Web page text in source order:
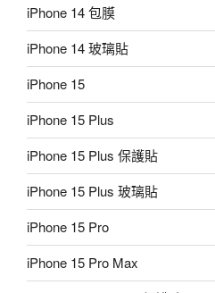
iPhone 14 包膜
iPhone 14 玻璃貼
iPhone 15
iPhone 15 Plus
iPhone 15 Plus 保護貼
iPhone 15 Plus 玻璃貼
iPhone 15 Pro
iPhone 15 Pro Max